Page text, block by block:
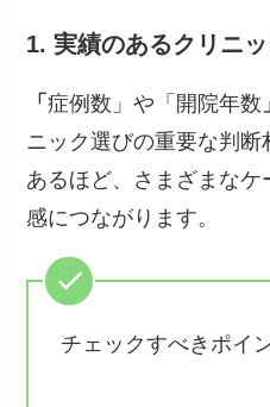
1. 実績のあるクリニ
「症例数」や「開院年数
ニック選びの重要な判
あるほど、さまざまな
感につながります。
チェックすべきポイ